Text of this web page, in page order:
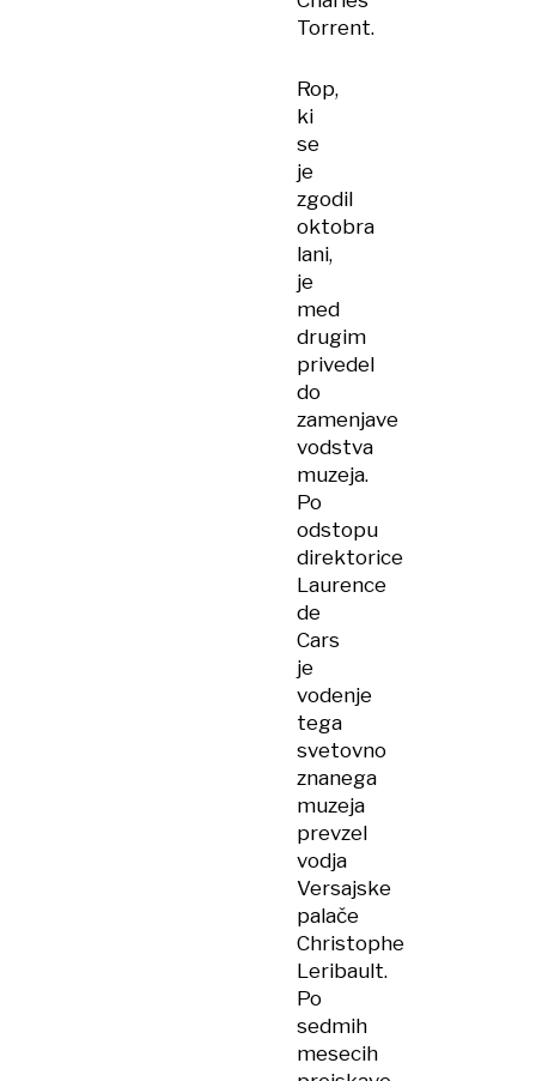
Torrent.
Rop,
ki
se
je
zgodil
oktobra
lani,
je
med
drugim
privedel
do
zamenjave
vodstva
muzeja.
Po
odstopu
direktorice
Laurence
de
Cars
je
vodenje
tega
svetovno
znanega
muzeja
prevzel
vodja
Versajske
palače
Christophe
Leribault.
Po
sedmih
mesecih